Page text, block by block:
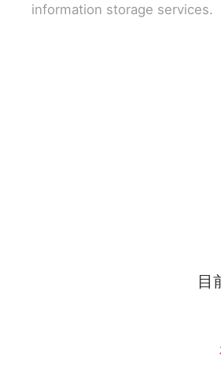
information storage services.
目
费大厨“